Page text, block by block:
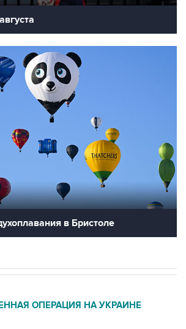
в Бристоле
упали на территории